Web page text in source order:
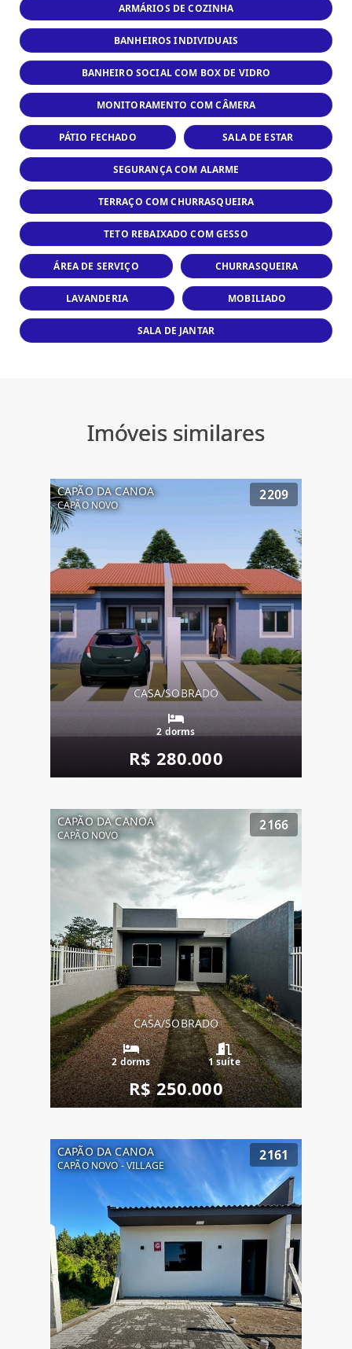
ARMÁRIOS DE COZINHA
BANHEIROS INDIVIDUAIS
BANHEIRO SOCIAL COM BOX DE VIDRO
MONITORAMENTO COM CÂMERA
PÁTIO FECHADO SALA DE ESTAR
SEGURANÇA COM ALARME
TERRAÇO COM CHURRASQUEIRA
TETO REBAIXADO COM GESSO
ÁREA DE SERVIÇO CHURRASQUEIRA
LAVANDERIA MOBILIADO
SALA DE JANTAR
Imóveis similares
CAPÃO DA CANOA
CAPÃO NOVO
2209
CASA/SOBRADO
2 dorms
R$ 280.000
CAPÃO DA CANOA
CAPÃO NOVO
2166
CASA/SOBRADO
2 dorms 1 suíte
R$ 250.000
CAPÃO DA CANOA
CAPÃO NOVO - VILLAGE
2161